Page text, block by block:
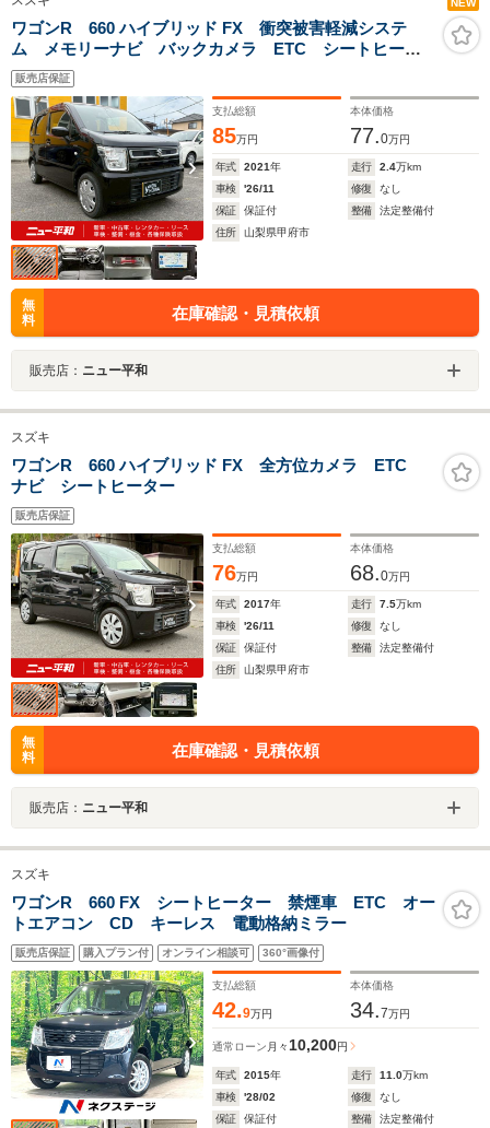
NEW
ワゴンR 660 ハイブリッド FX 衝突被害軽減システ
ム メモリーナビ バックカメラ ETC シートヒータ
ー リヤパーキングソナー
販売店保証
支払総額
85万円
本体価格
77.0万円
年式 2021年 走行 2.4万km
車検
'26/11 修復
なし
保証
保証付 整備
法定整備付
住所
山梨県甲府市
無
料
在庫確認・見積依頼
販売店： ニュー平和
スズキ
ワゴンR 660 ハイブリッド FX 全方位カメラ ETC
ナビ シートヒーター
販売店保証
支払総額
76万円
本体価格
68.0万円
年式 2017年 走行 7.5万km
車検
'26/11 修復
なし
保証
保証付 整備
法定整備付
住所
山梨県甲府市
無
料
在庫確認・見積依頼
販売店： ニュー平和
スズキ
ワゴンR 660 FX シートヒーター 禁煙車 ETC オー
トエアコン CD キーレス 電動格納ミラー
販売店保証 購入プラン付 オンライン相談可 360°画像付
支払総額
42.9万円
本体価格
34.7万円
通常ローン 月々10,200円
年式 2015年 走行 11.0万km
車検
'28/02 修復
なし
保証
保証付 整備
法定整備付